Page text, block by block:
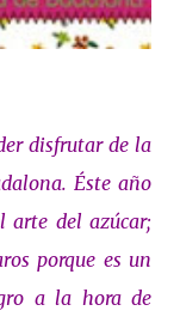
disfrutar de la
Éste año
arte del azúcar;
porque es un
a la hora de